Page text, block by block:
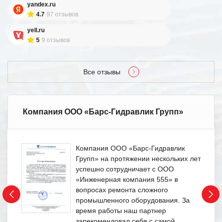
yandex.ru
4.7 97 отзывов
yell.ru
5 9 отзывов
Все отзывы
Компания ООО «Барс-Гидравлик Групп»
Компания ООО «Барс-Гидравлик
Групп» на протяжении нескольких лет
успешно сотрудничает с ООО
«Инженерная компания 555» в
вопросах ремонта сложного
промышленного оборудования. За
время работы наш партнер